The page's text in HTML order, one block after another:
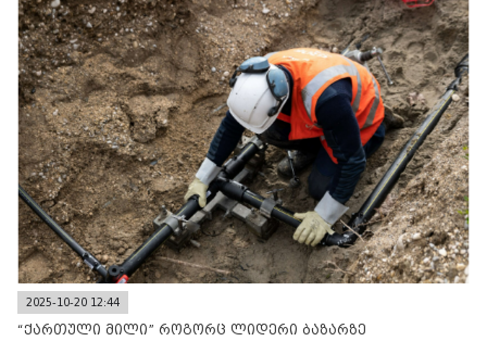
2025-10-20 12:44
“ქართული მილი” როგორც ლიდერი ბაზარზე